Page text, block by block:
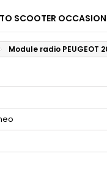
SCOOTER OCCASION
Module radio PEUGEOT